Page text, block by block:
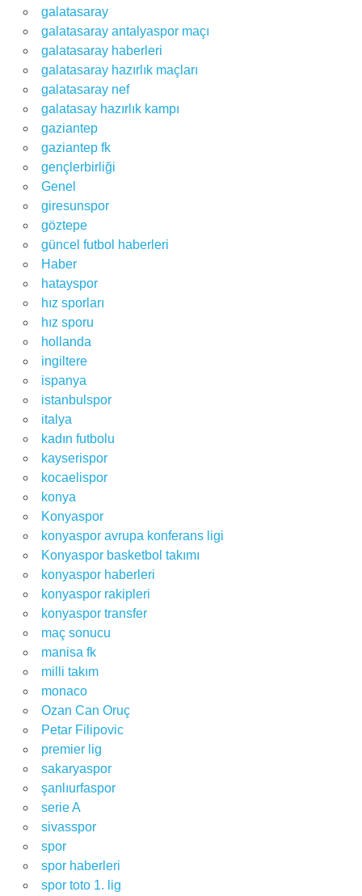
galatasaray
galatasaray antalyaspor maçı
galatasaray haberleri
galatasaray hazırlık maçları
galatasaray nef
galatasay hazırlık kampı
gaziantep
gaziantep fk
gençlerbirliği
Genel
giresunspor
göztepe
güncel futbol haberleri
Haber
hatayspor
hız sporları
hız sporu
hollanda
ingiltere
ispanya
istanbulspor
italya
kadın futbolu
kayserispor
kocaelispor
konya
Konyaspor
konyaspor avrupa konferans ligi
Konyaspor basketbol takımı
konyaspor haberleri
konyaspor rakipleri
konyaspor transfer
maç sonucu
manisa fk
milli takım
monaco
Ozan Can Oruç
Petar Filipovic
premier lig
sakaryaspor
şanlıurfaspor
serie A
sivasspor
spor
spor haberleri
spor toto 1. lig